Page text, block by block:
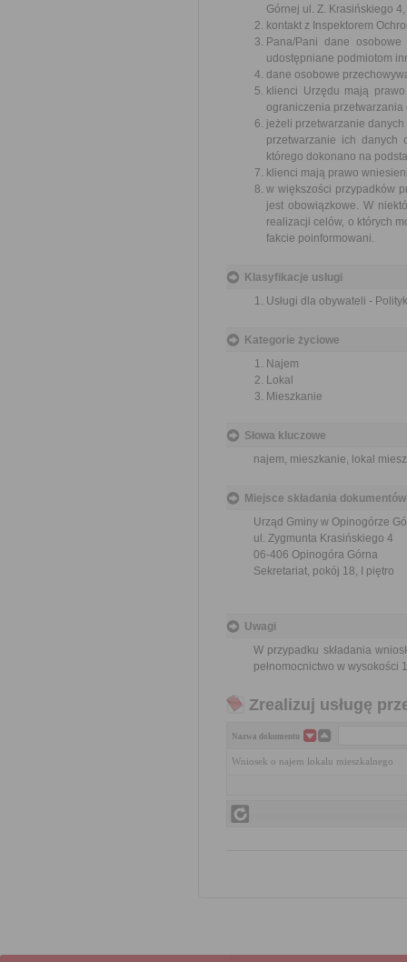
Górnej ul. Z. Krasińskiego
kontakt z Inspektorem
Pana/Pani dane
udostępniane podmiotom
dane osobowe
klienci Urzędu mają
ograniczenia
jeżeli przetwarzanie
przetwarzanie ich danych
którego dokonano na
klienci mają prawo
w większości przypadków
jest obowiązkowe. W
realizacji celów, o których
fakcie poinformowani.
Klasyfikacje usługi
Usługi dla obywateli -
Kategorie życiowe
Najem
Lokal
Mieszkanie
Słowa kluczowe
najem, mieszkanie, lokal
Miejsce składania dokumentów
Urząd Gminy w Opinogórze
ul. Zygmunta Krasińskiego 4
06-406 Opinogóra Górna
Sekretariat, pokój 18, I piętro
Uwagi
W przypadku składania
pełnomocnictwo w wysokości
Zrealizuj usługę
Nazwa dokumentu
Wniosek o najem lokalu mieszkalnego